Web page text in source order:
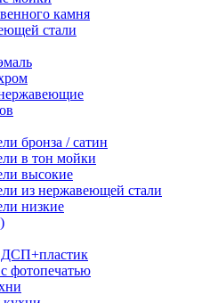
камня
стали
бронза / сатин
в тон мойки
высокие
из нержавеющей стали
низкие
фотопечатью